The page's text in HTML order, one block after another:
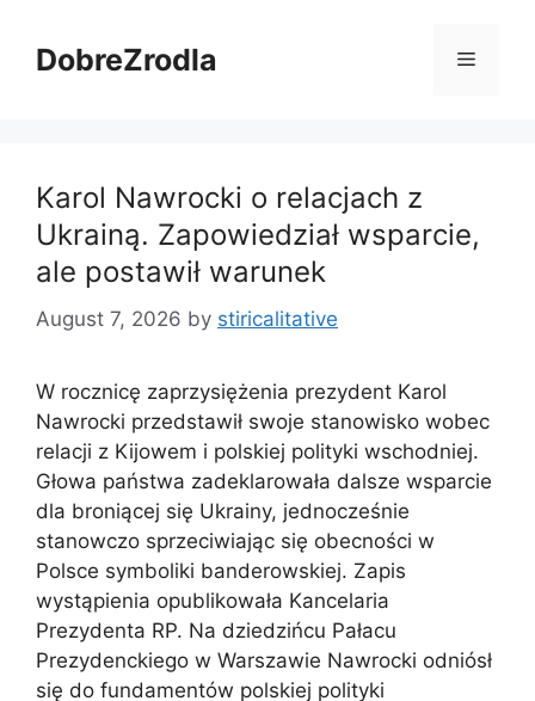
contentDobreZrodla Menu
Karol Nawrocki o relacjach z
Ukrainą. Zapowiedział wsparcie,
ale postawił warunek
August 7, 2026 by stiricalitative
W rocznicę zaprzysiężenia prezydent Karol
Nawrocki przedstawił swoje stanowisko wobec
relacji z Kijowem i polskiej polityki wschodniej.
Głowa państwa zadeklarowała dalsze wsparcie
dla broniącej się Ukrainy, jednocześnie
stanowczo sprzeciwiając się obecności w
Polsce symboliki banderowskiej. Zapis
wystąpienia opublikowała Kancelaria
Prezydenta RP. Na dziedzińcu Pałacu
Prezydenckiego w Warszawie Nawrocki odniósł
się do fundamentów polskiej polityki